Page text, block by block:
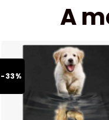
A
-33%